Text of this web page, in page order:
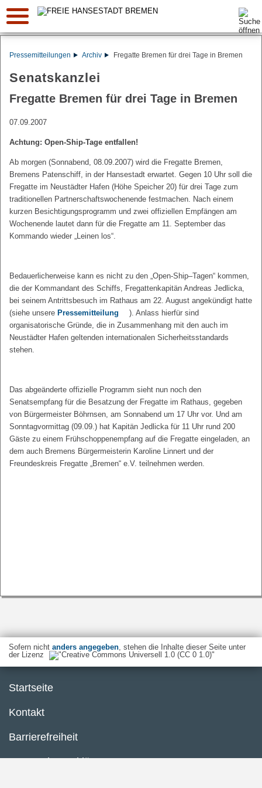
Suche:
Pressemitteilungen Archiv Fregatte Bremen für drei Tage in Bremen
Senatskanzlei
Fregatte Bremen für drei Tage in Bremen
07.09.2007
Achtung: Open-Ship-Tage entfallen!
Ab morgen (Sonnabend, 08.09.2007) wird die Fregatte Bremen,
Bremens Patenschiff, in der Hansestadt erwartet. Gegen 10 Uhr soll die
Fregatte im Neustädter Hafen (Höhe Speicher 20) für drei Tage zum
traditionellen Partnerschaftswochenende festmachen. Nach einem
kurzen Besichtigungsprogramm und zwei offiziellen Empfängen am
Wochenende lautet dann für die Fregatte am 11. September das
Kommando wieder „Leinen los“.
Bedauerlicherweise kann es nicht zu den „Open-Ship–Tagen“ kommen,
die der Kommandant des Schiffs, Fregattenkapitän Andreas Jedlicka,
bei seinem Antrittsbesuch im Rathaus am 22. August angekündigt hatte
(siehe unsere Pressemitteilung
). Anlass hierfür sind
organisatorische Gründe, die in Zusammenhang mit den auch im
Neustädter Hafen geltenden internationalen Sicherheitsstandards
stehen.
Das abgeänderte offizielle Programm sieht nun noch den
Senatsempfang für die Besatzung der Fregatte im Rathaus, gegeben
von Bürgermeister Böhrnsen, am Sonnabend um 17 Uhr vor. Und am
Sonntagvormittag (09.09.) hat Kapitän Jedlicka für 11 Uhr rund 200
Gäste zu einem Frühschoppenempfang auf die Fregatte eingeladen, an
dem auch Bremens Bürgermeisterin Karoline Linnert und der
Freundeskreis Fregatte „Bremen“ e.V. teilnehmen werden.
Sofern nicht anders angegeben, stehen die Inhalte dieser Seite unter
der Lizenz
Startseite
Kontakt
Barrierefreiheit
Datenschutzerklärung